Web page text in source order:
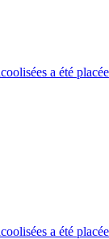
a été
a été